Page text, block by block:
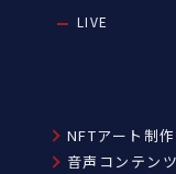
LIVE
NFTアート制
音声コンテン